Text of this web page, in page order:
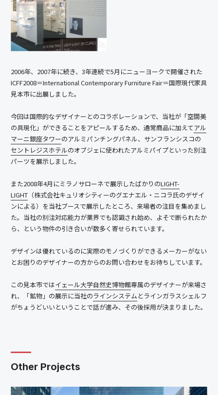
2006年、2007年に続き、3年連続で5月にニューヨークで開催された
ICFF2008＝International Contemporary Furniture Fair＝国際現代家具
見本市に出展しました。
今回は国際的なデザイナーとのコラボレーションで、当社が「空間美
の具現化」ができることをアピールするため、通常商品に加えてアル
マーニ銀座タワーのアルミパンチングパネル、サンフランシスコの
セントレジスホテルのオブジェに使われたアルミパイプといった別注
パーツを展示しました。
また2008年4月にミラノサローネで展示したばかりのLIGHT-
LIGHT （株式会社キュリオシティーのグエナエル・ニコラ氏のデザイ
ンによる）を当社ブースで展示したところ、来場者の注目を集めまし
た。当社の別注対応能力が業界でも認識され始め、よそで断られたか
ら、という物件の引き合いが数多く寄せられています。
デザインは優れているのに実際のモノづくりができるメーカーがない
とお困りのデザイナーの方からのお問い合わせをお待ちしています。
この見本市ではイェール大学自然史博物館専属のデザイナーが来場さ
れ、「鉱物」の展示に当社のラインシステム とラインガラスシェルフ
がちょうどいいということで話が進み、その後採用が決まりました。
Other Projects